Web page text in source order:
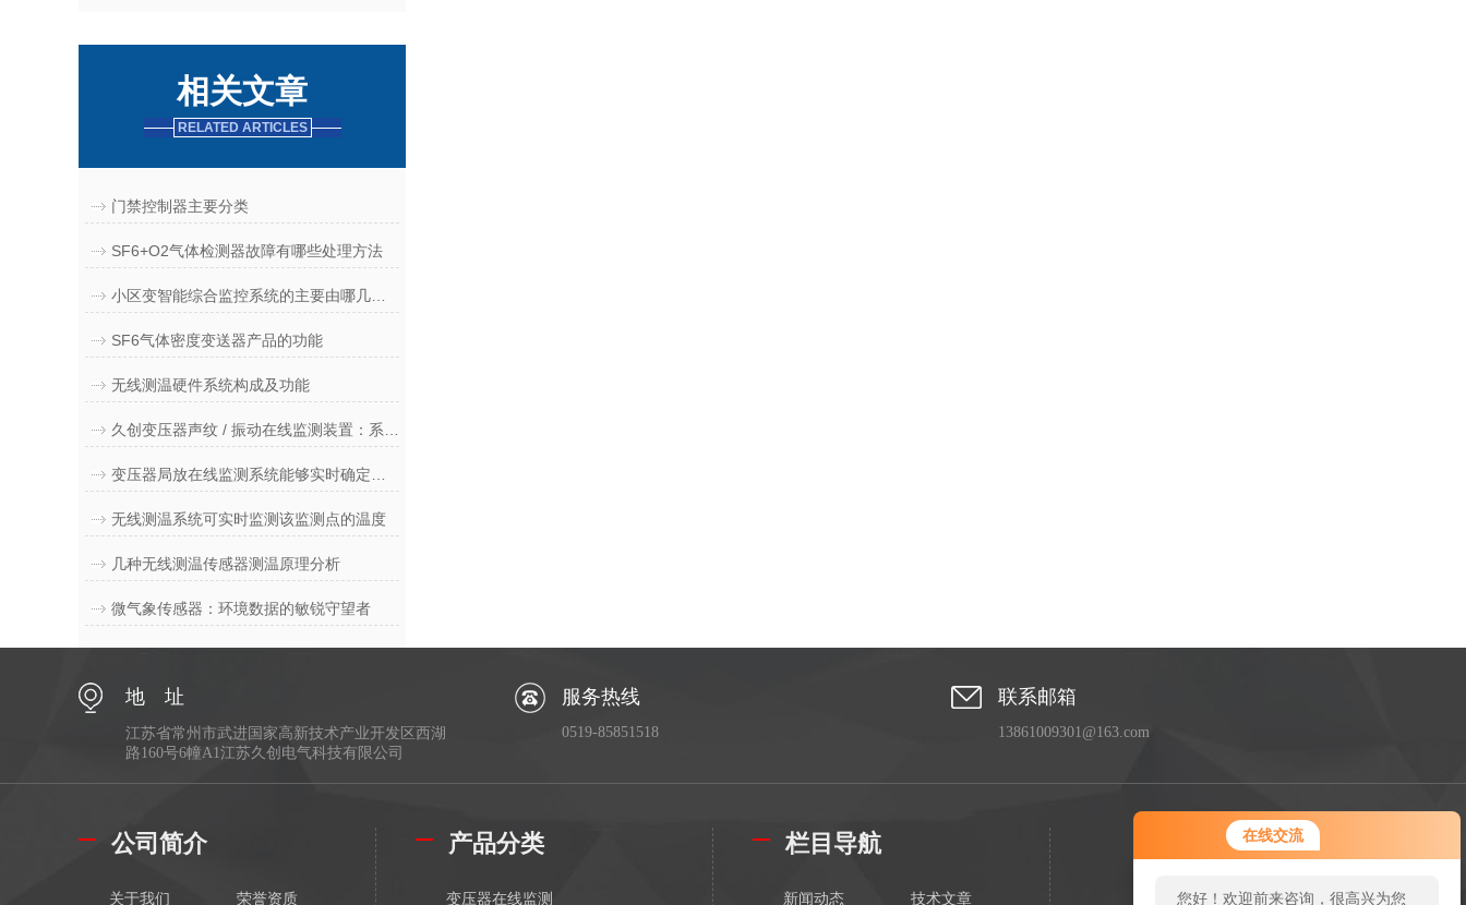
在线交流
您好！欢迎前来咨询，很高兴为您
相关文章
RELATED ARTICLES
门禁控制器主要分类
SF6+O2气体检测器故障有哪些处理方法
SF6气体密度变送器产品的功能
无线测温硬件系统构成及功能
无线测温系统可实时监测该监测点的温度
几种无线测温传感器测温原理分析
微气象传感器：环境数据的敏锐守望者
地 址
江苏省常州市武进国家高新技术产业开发区西湖
路160号6幢A1江苏久创电气科技有限公司
服务热线
0519-85851518
联系邮箱
13861009301@163.com
公司简介
关于我们 荣誉资质
产品分类
变压器在线监测
栏目导航
新闻动态 技术文章